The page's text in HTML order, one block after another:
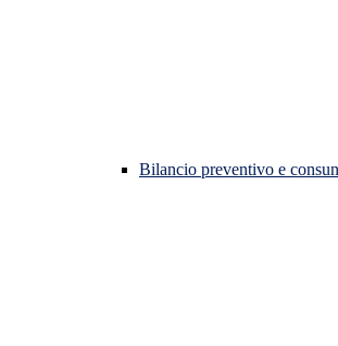
Bilancio preventivo e